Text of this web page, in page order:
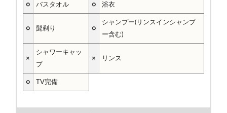
○ バスタオル ○ 浴衣
○ 髭剃り ○
シャンプー(リンスインシャンプ
ー含む)
×
シャワーキャッ
プ
× リンス
○ TV完備